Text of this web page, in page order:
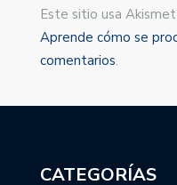
Este sitio usa
Aprende cómo se
comentarios.
CATEGORÍAS